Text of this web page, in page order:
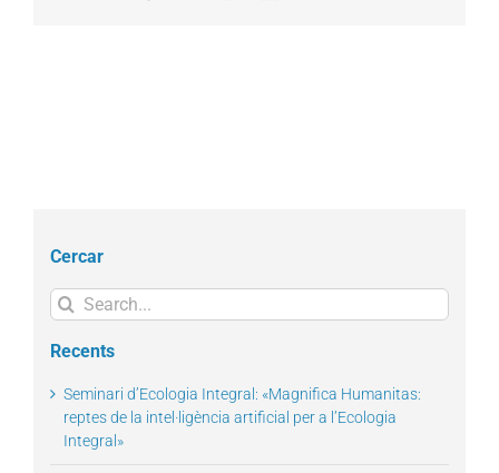
Cercar
Search
for:
Recents
Seminari d’Ecologia Integral: «Magnifica Humanitas:
reptes de la intel·ligència artificial per a l’Ecologia
Integral»